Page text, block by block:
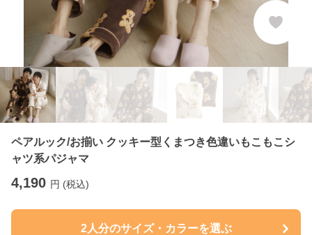
ペアルック/お揃い クッキー型くまつき色違いもこもこシ
ャツ系パジャマ
4,190 円 (税込)
2人分のサイズ・カラーを選ぶ